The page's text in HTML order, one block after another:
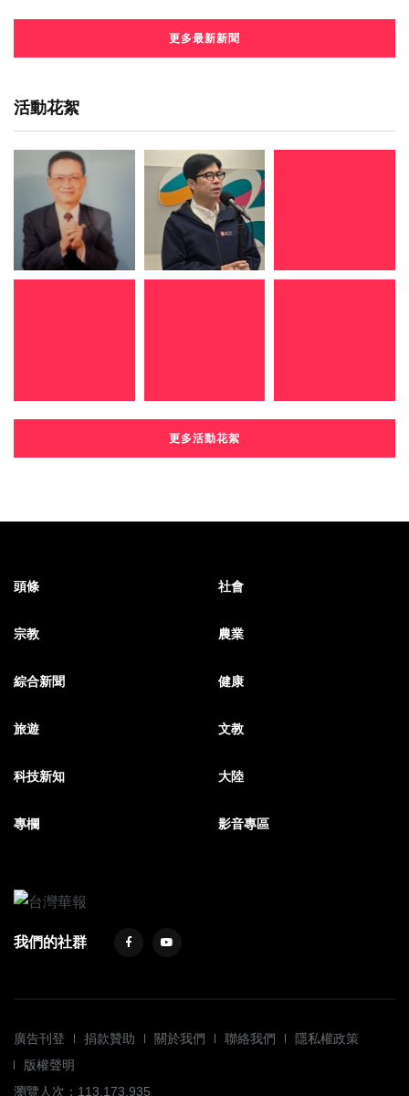
更多最新新聞
活動花絮
更多活動花絮
頭條 社會
宗教 農業
綜合新聞 健康
旅遊 文教
科技新知 大陸
專欄 影音專區
我們的社群
廣告刊登 捐款贊助 關於我們 聯絡我們
隱私權政策
版權聲明
瀏覽人次：113,173,935